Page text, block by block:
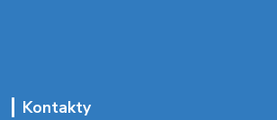
Kontakty